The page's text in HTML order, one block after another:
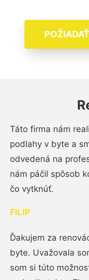
Táto firma nám
podlahy v byte a
odvedená na
nám páčil spôsob
čo vytknúť.
FILIP
Ďakujem za
byte. Uvažovala
som si túto